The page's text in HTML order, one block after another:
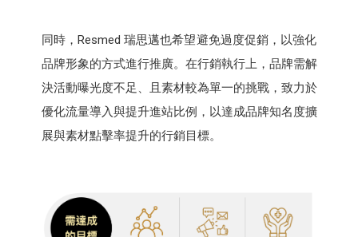
同時，Resmed 瑞思邁也希望避免過度促銷，以強化
品牌形象的方式進行推廣。在行銷執行上，品牌需解
決活動曝光度不足、且素材較為單一的挑戰，致力於
優化流量導入與提升進站比例，以達成品牌知名度擴
展與素材點擊率提升的行銷目標。